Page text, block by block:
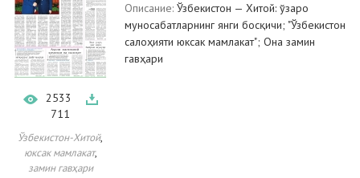
2533
711
Ўзбекистон-Хитой,
юксак мамлакат,
замин гавҳари
Описание: Ўзбекистон — Хитой: ўзаро
муносабатларнинг янги босқичи; "Ўзбекистон
салоҳияти юксак мамлакат"; Она замин
гавҳари